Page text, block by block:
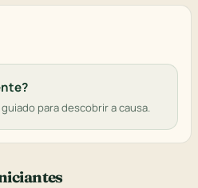
para descobrir a causa.